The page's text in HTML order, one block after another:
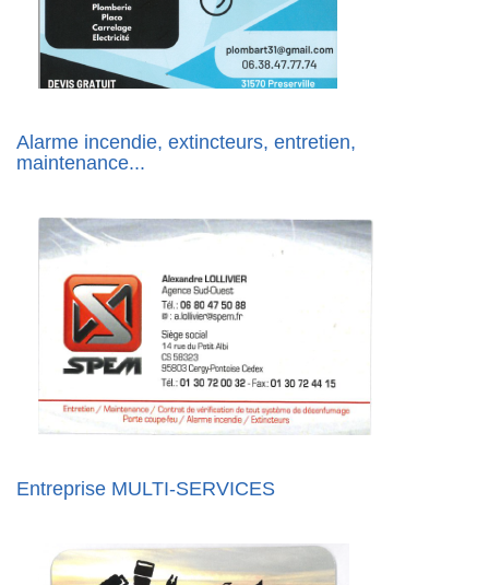
Alarme incendie, extincteurs, entretien,
maintenance...
Entreprise MULTI-SERVICES